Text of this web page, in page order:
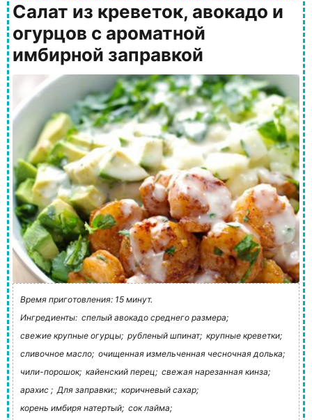
Cалат из креветок, авокадо и
огурцов с ароматной
имбирной заправкой
Время приготовления: 15 минут.
Ингредиенты: спелый авокадо среднего размера;
свежие крупные огурцы; рубленый шпинат; крупные креветки;
сливочное масло; очищенная измельченная чесночная долька;
чили-порошок; кайенский перец; свежая нарезанная кинза;
арахис ; Для заправки:; коричневый сахар;
корень имбиря натертый; сок лайма;